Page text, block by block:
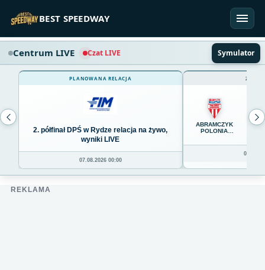
BEST SPEEDWAY
Centrum LIVE Czat LIVE Symulator
PLANOWANA RELACJA
2. półfinał DPŚ w Rydze relacja na żywo,
wyniki LIVE
07.08.2026 00:00
ABRAMCZYK
POLONIA
65
REKLAMA